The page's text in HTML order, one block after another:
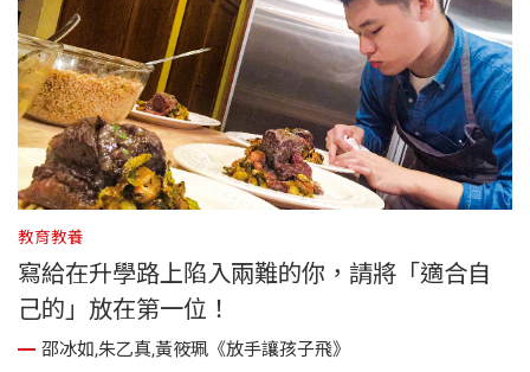
教育教養
寫給在升學路上陷入兩難的你，請將「適合自
己的」放在第一位！
邵冰如,朱乙真,黃筱珮《放手讓孩子飛》